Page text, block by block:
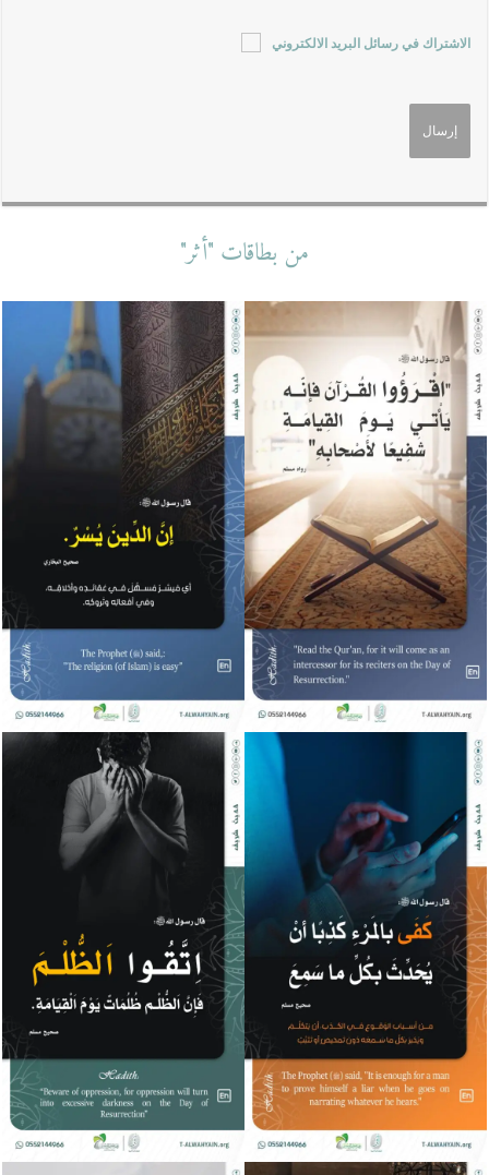
الاشتراك في رسائل البريد الالكتروني
من بطاقات "أثر"